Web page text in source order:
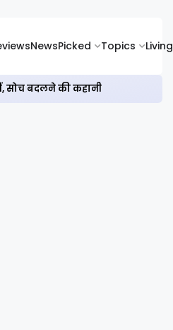
NewsPicked Topics Living
सोच बदलने की कहानी